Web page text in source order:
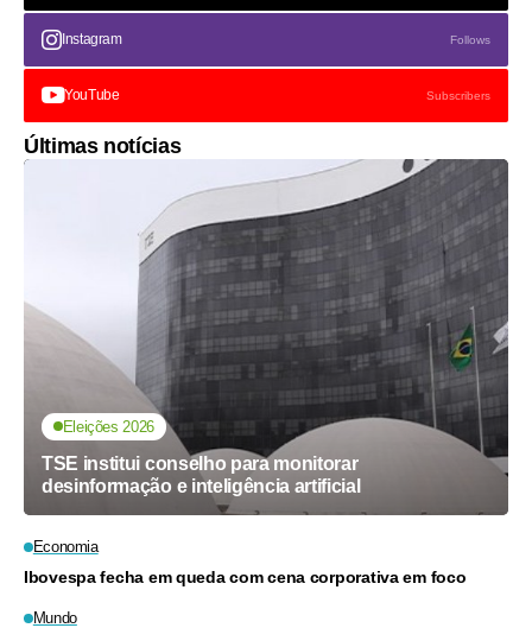
Instagram Follows
YouTube Subscribers
Últimas notícias
Eleições 2026
TSE institui conselho para monitorar
desinformação e inteligência artificial
Economia
Ibovespa fecha em queda com cena corporativa em foco
Mundo